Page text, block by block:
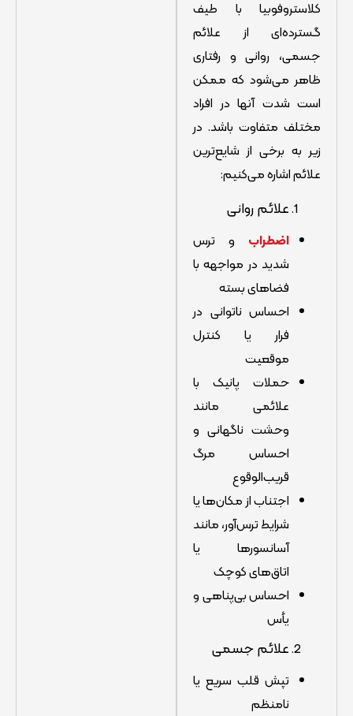
کلاستروفوبیا با طیف
گسترده‌ای از علائم
جسمی، روانی و رفتاری
ظاهر می‌شود که ممکن
است شدت آنها در افراد
مختلف متفاوت باشد. در
زیر به برخی از شایع‌ترین
علائم اشاره می‌کنیم:
علائم روانی
اضطراب و ترس
شدید در مواجهه با
فضاهای بسته
احساس ناتوانی در
فرار یا کنترل
موقعیت
حملات پانیک با
علائمی مانند
وحشت ناگهانی و
احساس مرگ
قریب‌الوقوع
اجتناب از مکان‌ها یا
شرایط ترس‌آور، مانند
آسانسورها یا
اتاق‌های کوچک
احساس بی‌پناهی و
یأس
علائم جسمی
تپش قلب سریع یا
نامنظم